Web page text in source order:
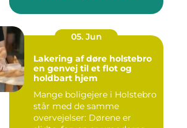
05. Jun
Lakering af døre holstebro
en genvej til et flot og
holdbart hjem
Mange boligejere i Holstebro
står med de samme
overvejelser: Dørene er